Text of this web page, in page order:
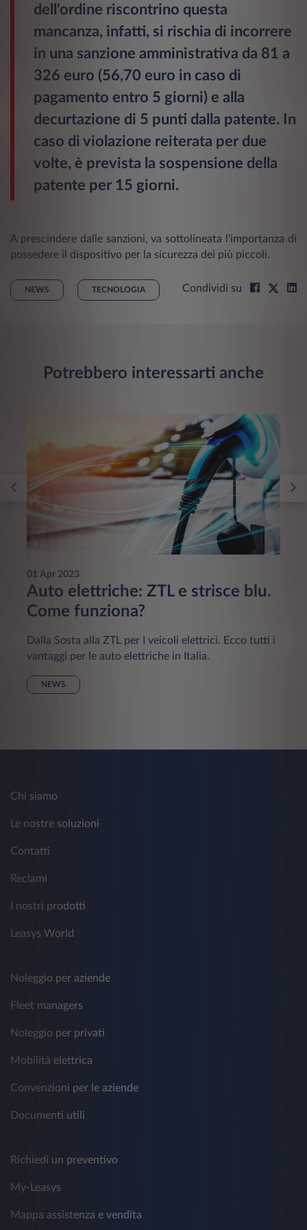
dell'ordine riscontrino questa
mancanza, infatti, si rischia di incorrere
in una sanzione amministrativa da 81 a
326 euro (56,70 euro in caso di
pagamento entro 5 giorni) e alla
decurtazione di 5 punti dalla patente. In
caso di violazione reiterata per due
volte, è prevista la sospensione della
patente per 15 giorni.
A prescindere dalle sanzioni, va sottolineata l'importanza di
possedere il dispositivo per la sicurezza dei più piccoli.
NEWS TECNOLOGIA Condividi su
Potrebbero interessarti anche
01 Apr 2023
Auto elettriche: ZTL e strisce blu.
Come funziona?
Dalla Sosta alla ZTL per I veicoli elettrici. Ecco tutti i
vantaggi per le auto elettriche in Italia.
NEWS
Chi siamo
Le nostre soluzioni
Contatti
Reclami
I nostri prodotti
Leasys World
Noleggio per aziende
Fleet managers
Noleggio per privati
Mobilità elettrica
Convenzioni per le aziende
Documenti utili
Richiedi un preventivo
My-Leasys
Mappa assistenza e vendita